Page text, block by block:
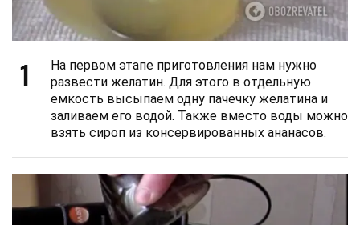
1
На первом этапе приготовления нам нужно
развести желатин. Для этого в отдельную
емкость высыпаем одну пачечку желатина и
заливаем его водой. Также вместо воды можно
взять сироп из консервированных ананасов.